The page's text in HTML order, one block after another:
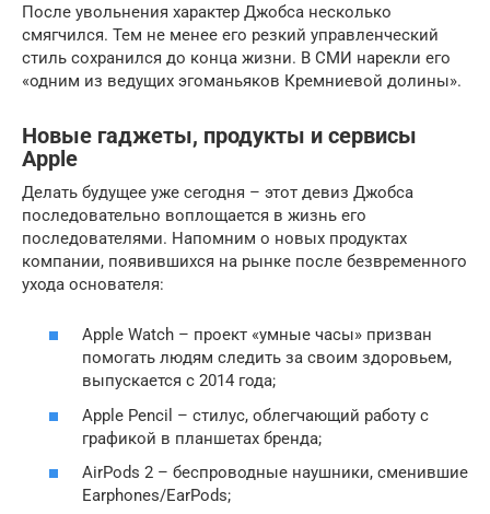
После увольнения характер Джобса несколько
смягчился. Тем не менее его резкий управленческий
стиль сохранился до конца жизни. В СМИ нарекли его
«одним из ведущих эгоманьяков Кремниевой долины».
Новые гаджеты, продукты и сервисы
Apple
Делать будущее уже сегодня – этот девиз Джобса
последовательно воплощается в жизнь его
последователями. Напомним о новых продуктах
компании, появившихся на рынке после безвременного
ухода основателя:
Apple Watch – проект «умные часы» призван
помогать людям следить за своим здоровьем,
выпускается с 2014 года;
Apple Pencil – стилус, облегчающий работу с
графикой в планшетах бренда;
AirPods 2 – беспроводные наушники, сменившие
Earphones/EarPods;